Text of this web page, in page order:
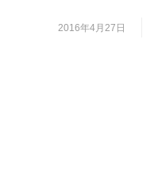
2016年4月27日